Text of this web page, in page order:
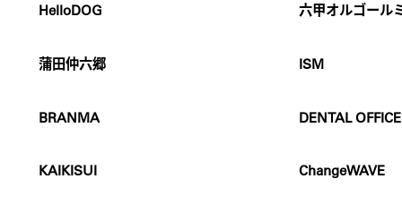
HelloDOG 六甲オルゴール
蒲田仲六郷 ISM
BRANMA DENTAL
KAIKISUI ChangeWAVE